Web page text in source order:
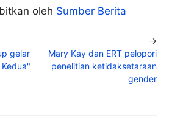
oleh Sumber Berita
gelar
Mary Kay dan ERT pelopori
penelitian ketidaksetaraan
gender
→